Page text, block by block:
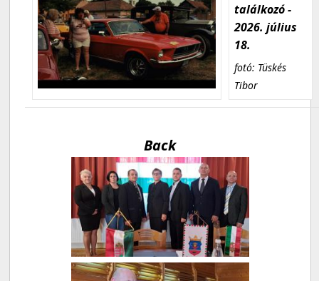
találkozó -
2026. július
18.
fotó: Tüskés
Tibor
Back